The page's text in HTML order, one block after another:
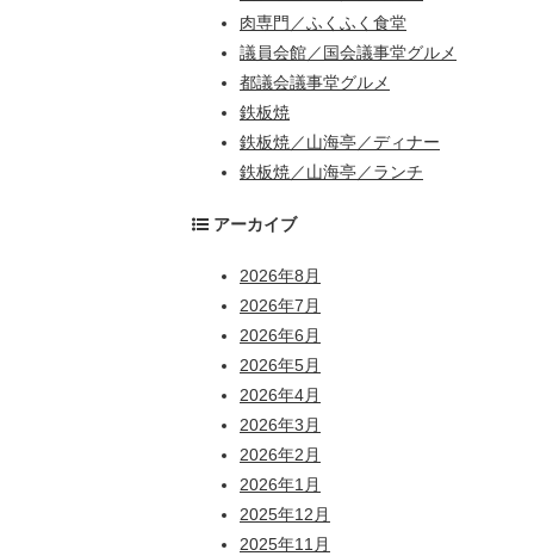
肉専門／ふくふく食堂
議員会館／国会議事堂グルメ
都議会議事堂グルメ
鉄板焼
鉄板焼／山海亭／ディナー
鉄板焼／山海亭／ランチ
アーカイブ
2026年8月
2026年7月
2026年6月
2026年5月
2026年4月
2026年3月
2026年2月
2026年1月
2025年12月
2025年11月